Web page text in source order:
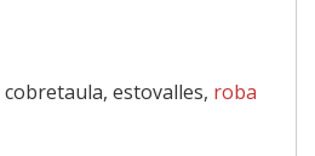
cobretaula, estovalles, roba